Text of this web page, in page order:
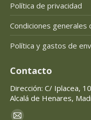
Política de privacidad
Condiciones generales
Política y gastos de
Contacto
Dirección: C/ Iplacea,
Alcalá de Henares,
Encuéntranos en: